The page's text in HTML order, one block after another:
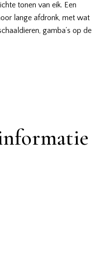
tonen van eik. Een
lange afdronk, met wat
gamba’s op de